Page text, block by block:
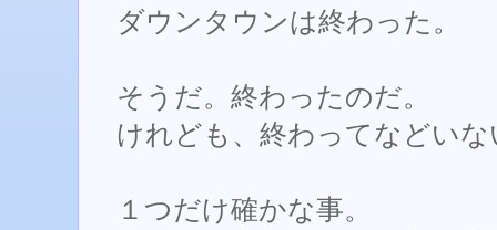
ダウンタウンは終わった。
そうだ。終わったのだ。
けれども、終わってなどいな
１つだけ確かな事。